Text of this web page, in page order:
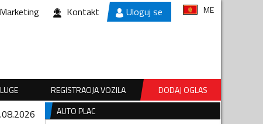
Marketing Kontakt Uloguj se ME
REGISTRACIJA VOZILA
DODAJ OGLAS
AUTO PLAC